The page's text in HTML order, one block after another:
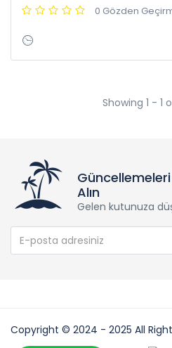
0 Gözden
Showing 1 - 1
Güncellemeleri
Alın
Gelen kutunuza
Copyright © 2024 - 2025 All